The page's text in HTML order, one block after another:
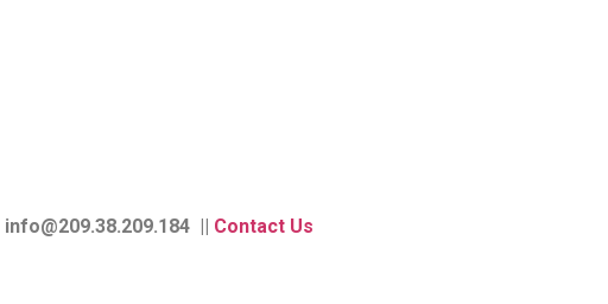
info@209.38.209.184 || Contact Us